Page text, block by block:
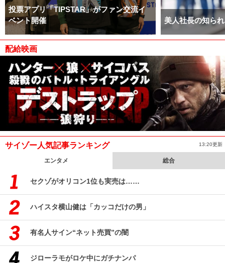
投票アプリ「TIPSTAR」がファン交流イ
ベント開催
美人社長の知ら
配給映画
サイゾー人気記事ランキング 13:20更新
エンタメ 総合
セクゾがオリコン1位も実売は……
ハイスタ横山健は「カッコだけの男」
有名人サイン“ネット売買”の闇
ジローラモがロケ中にガチナンパ